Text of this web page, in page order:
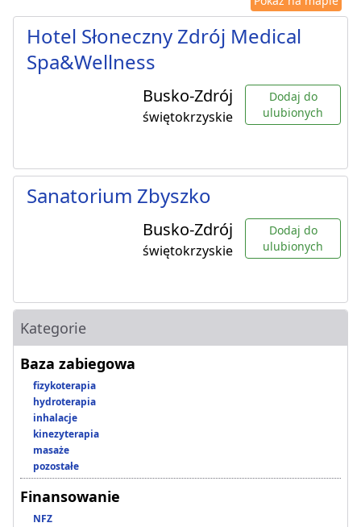
Hotel Słoneczny Zdrój Medical
Spa&Wellness
Busko-Zdrój
świętokrzyskie
Dodaj do
ulubionych
Sanatorium Zbyszko
Busko-Zdrój
świętokrzyskie
Dodaj do
ulubionych
Kategorie
Baza zabiegowa
fizykoterapia
hydroterapia
inhalacje
kinezyterapia
masaże
pozostałe
Finansowanie
NFZ